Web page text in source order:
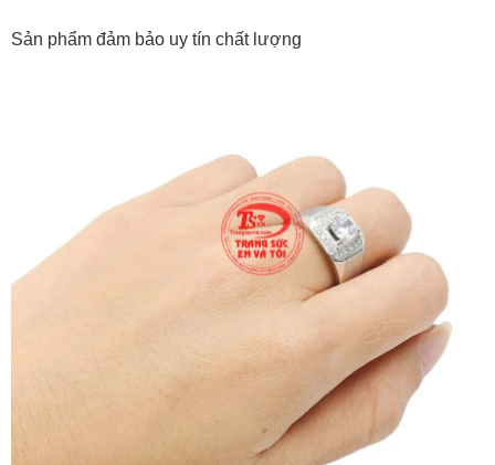
Sản phẩm đảm bảo uy tín chất lượng